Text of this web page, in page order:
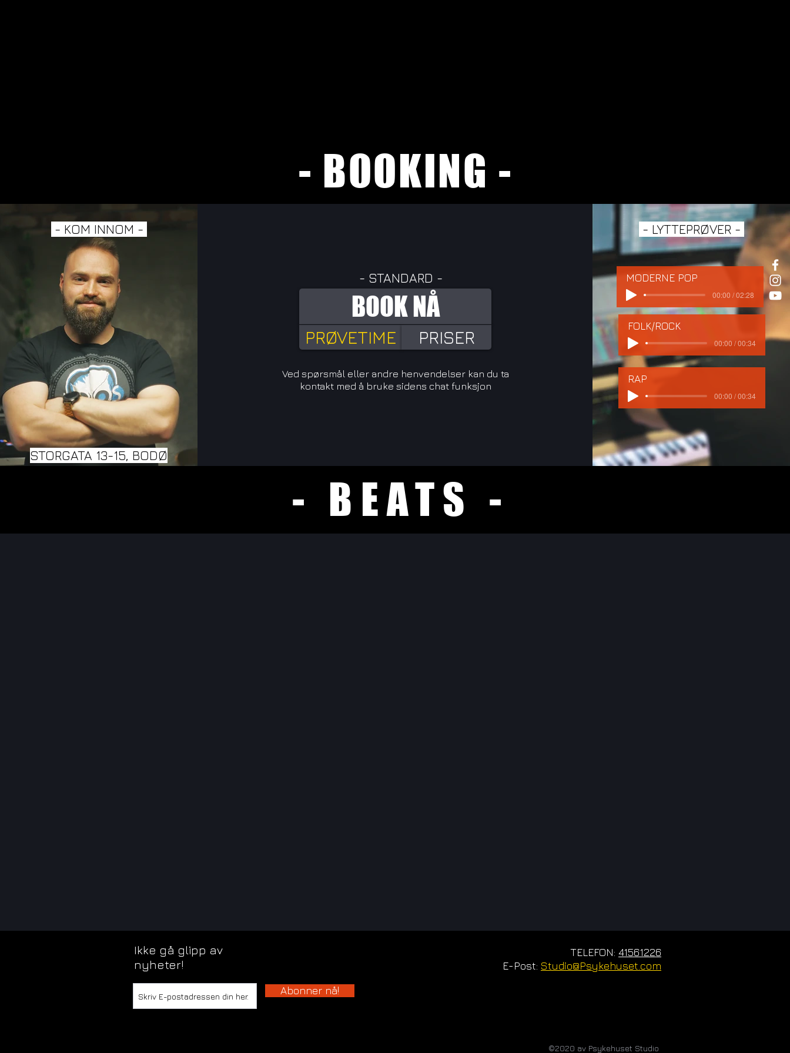
- BOOKING -
- KOM INNOM -
STORGATA 13-15, BODØ
- STANDARD -
BOOK NÅ
PRØVETIME PRISER
Ved spørsmål eller andre henvendelser kan du ta
kontakt med å bruke sidens chat funksjon
- LYTTEPRØVER -
MODERNE POP
00:00 / 02:28
FOLK/ROCK
00:00 / 00:34
RAP
00:00 / 00:34
- BEATS -
Ikke gå glipp av
nyheter!
Abonner nå!
TELEFON: 41561226
E-Post: Studio@Psykehuset.com
©2020 av Psykehuset Studio